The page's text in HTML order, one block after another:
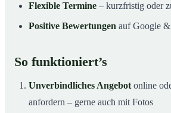
Flexible Termine – kurzfristig oder
Positive Bewertungen auf Google
So funktioniert’s
Unverbindliches Angebot online
anfordern – gerne auch mit Fotos